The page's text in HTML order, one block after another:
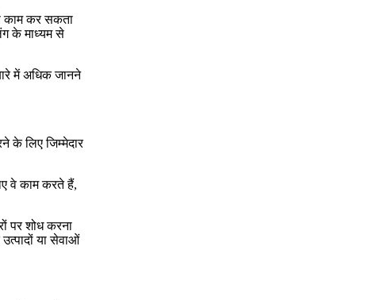
काम कर सकता
के माध्यम से
में अधिक जानने
के लिए जिम्मेदार
वे काम करते हैं,
पर शोध करना
या सेवाओं